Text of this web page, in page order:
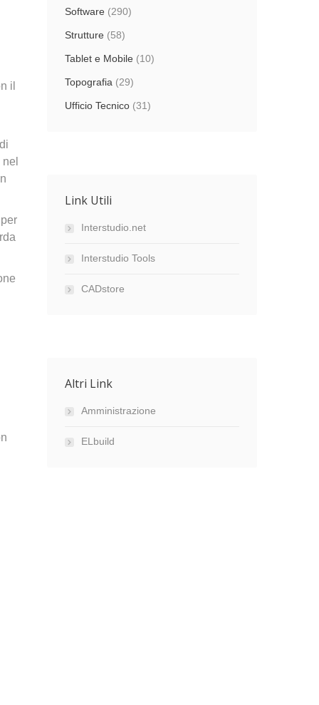
il
Software (290)
Strutture (58)
Tablet e Mobile (10)
Topografia (29)
Ufficio Tecnico (31)
Link Utili
Interstudio.net
Interstudio Tools
CADstore
Altri Link
Amministrazione
ELbuild